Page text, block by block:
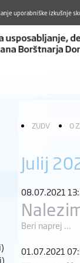
ZUDV O
Julij
08.07.2021
Beri naprej ...
01.07.2021
uporabniške izkušnje